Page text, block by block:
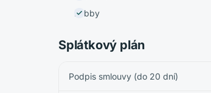
Lobby
Splátkový plán
Podpis smlouvy (do 20 dní)